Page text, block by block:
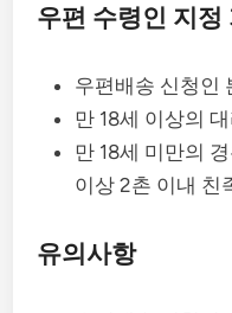
우편 수령인 지정
우편배송 신청인
만 18세 이상의
만 18세 미만의
이상 2촌 이내 친
유의사항